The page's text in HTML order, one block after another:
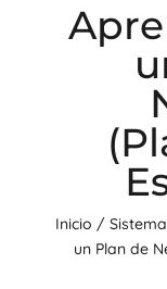
Inicio /
un Plan de